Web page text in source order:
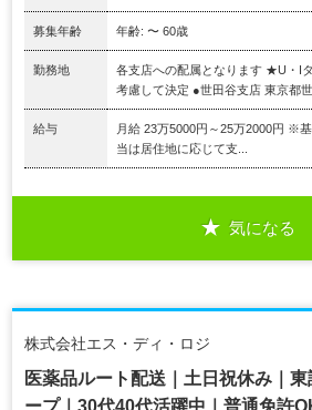
募集年齢 年齢: 〜 60歳
勤務地
各支店への配属となります ★U・I
考慮して決定 ●世田谷支店 東京都世
給与
月給 23万5000円～25万2000円 ※
当は居住地に応じて支...
気になる
株式会社エス・ディ・ロジ
医薬品ルート配送｜土日祝休み｜
ープ｜30代40代活躍中｜普通免許